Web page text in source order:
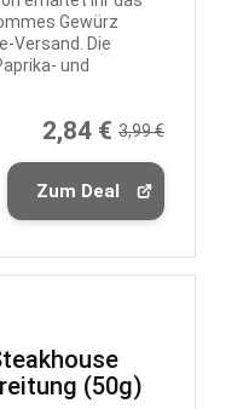
Gewürz
Versand. Die
und
2,84 € 3,99 €
Zum Deal
(50g)